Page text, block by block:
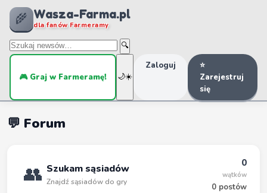
🌾 Wasza-Farma.pl
dla fanów Farmeramy
🔍
🎮 Graj w Farmeramę! 🌙☀️
Zaloguj
⭐
Zarejestruj
się
💬 Forum
👥 Szukam sąsiadów
Znajdź sąsiadów do gry
0
wątków
0 postów